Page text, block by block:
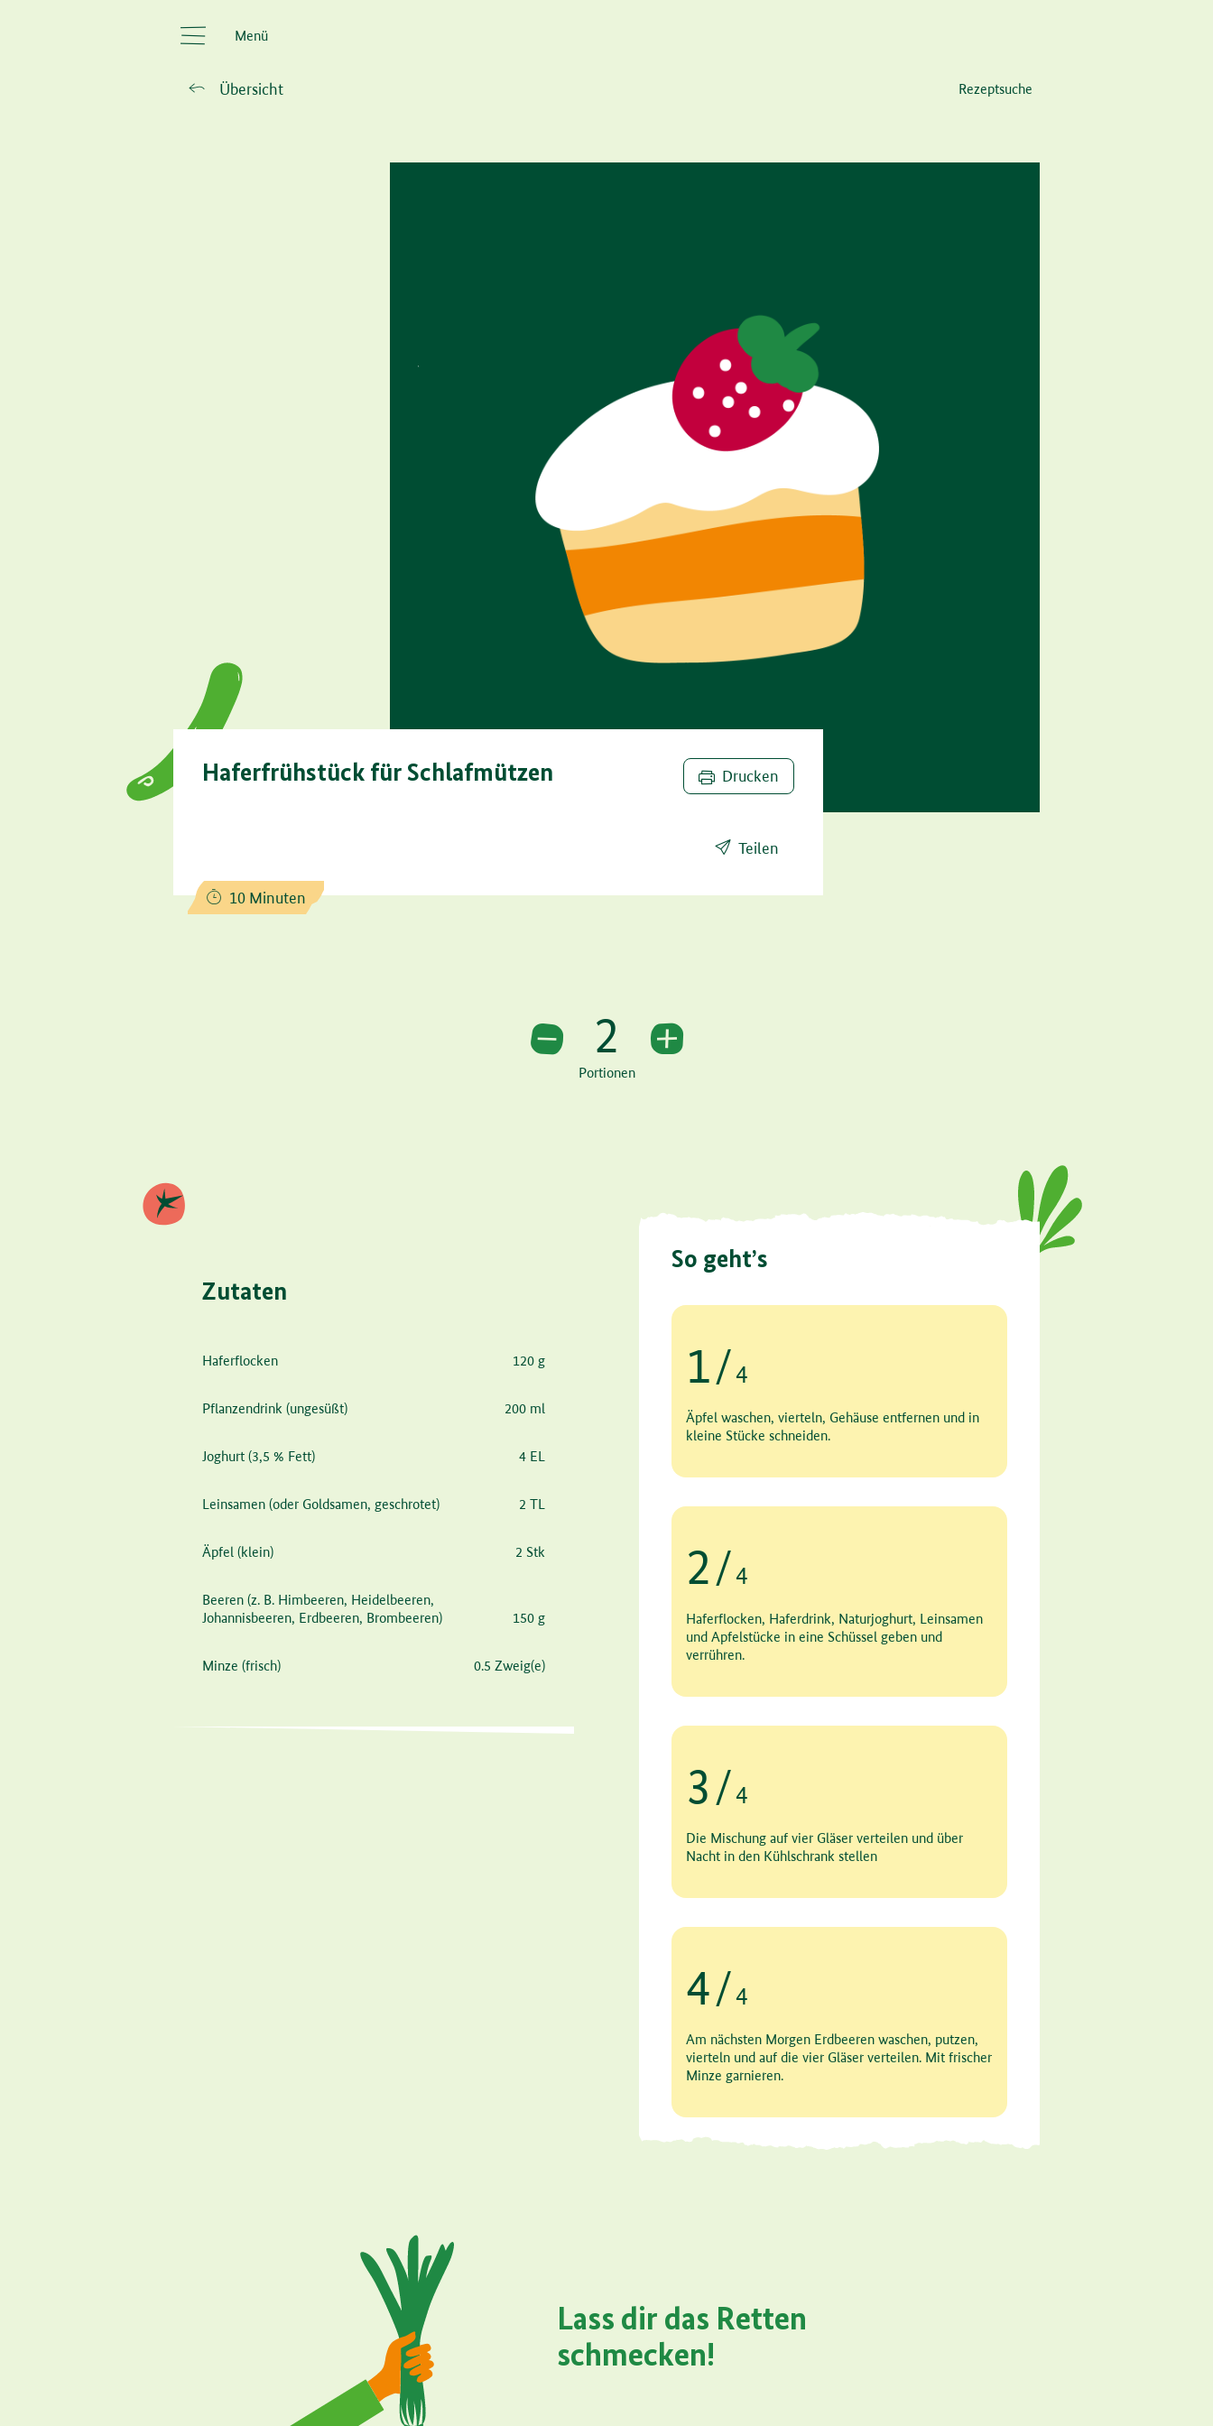
Menü
Übersicht Rezeptsuche
Haferfrühstück für Schlafmützen Drucken
Teilen
Zubereitungszeit:
10 Minuten
2 Portionen
2
Portionen
Zutaten
Haferflocken 120 g
Pflanzendrink (ungesüßt) 200 ml
Joghurt (3,5 % Fett) 4 EL
Leinsamen (oder Goldsamen, geschrotet) 2 TL
Äpfel (klein) 2 Stk
Beeren (z. B. Himbeeren, Heidelbeeren,
Johannisbeeren, Erdbeeren, Brombeeren)
150 g
Minze (frisch) 0.5 Zweig(e)
So geht’s
1/4
Äpfel waschen, vierteln, Gehäuse entfernen und in
kleine Stücke schneiden.
2 /4
Haferflocken, Haferdrink, Naturjoghurt, Leinsamen
und Apfelstücke in eine Schüssel geben und
verrühren.
3 /4
Die Mischung auf vier Gläser verteilen und über
Nacht in den Kühlschrank stellen
4/4
Am nächsten Morgen Erdbeeren waschen, putzen,
vierteln und auf die vier Gläser verteilen. Mit frischer
Minze garnieren.
Lass dir das Retten
schmecken!